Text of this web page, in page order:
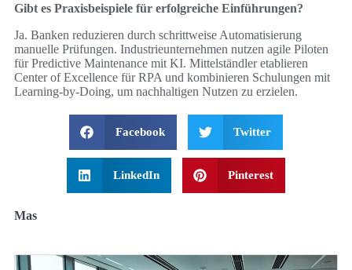
Gibt es Praxisbeispiele für erfolgreiche Einführungen?
Ja. Banken reduzieren durch schrittweise Automatisierung
manuelle Prüfungen. Industrieunternehmen nutzen agile Piloten
für Predictive Maintenance mit KI. Mittelständler etablieren
Center of Excellence für RPA und kombinieren Schulungen mit
Learning‑by‑Doing, um nachhaltigen Nutzen zu erzielen.
Facebook Twitter
LinkedIn Pinterest
Mas